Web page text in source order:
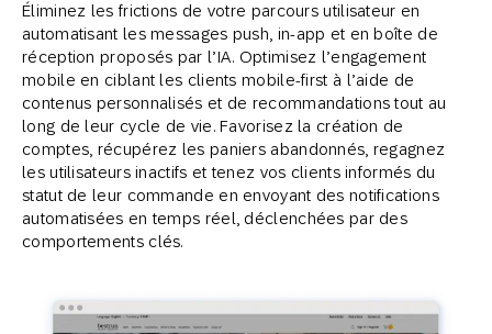
Éliminez les frictions de votre parcours utilisateur en
automatisant les messages push, in-app et en boîte de
réception proposés par l’IA. Optimisez l’engagement
mobile en ciblant les clients mobile-first à l’aide de
contenus personnalisés et de recommandations tout au
long de leur cycle de vie. Favorisez la création de
comptes, récupérez les paniers abandonnés, regagnez
les utilisateurs inactifs et tenez vos clients informés du
statut de leur commande en envoyant des notifications
automatisées en temps réel, déclenchées par des
comportements clés.